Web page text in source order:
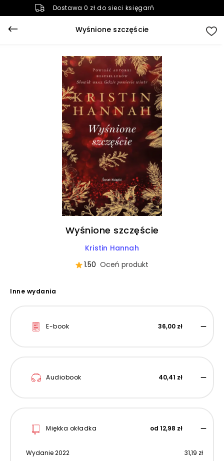
Dostawa 0 zł do sieci księgarń
Wyśnione szczęście
Wyśnione szczęście
Kristin Hannah
1.50 Oceń produkt
Inne wydania
E-book 36,00 zł
Audiobook 40,41 zł
Miękka okładka od 12,98 zł
Wydanie 2022
31,19 zł